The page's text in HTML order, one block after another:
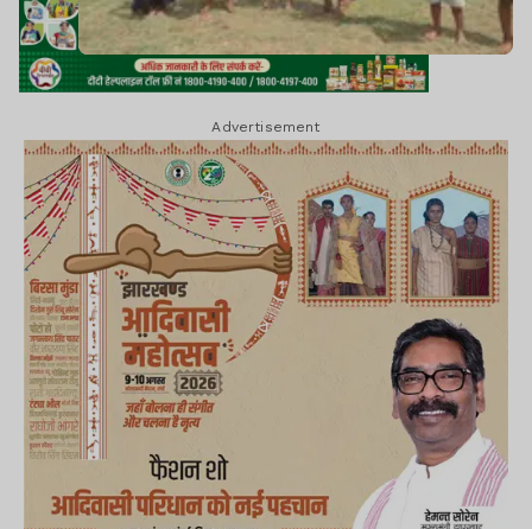
Advertisement